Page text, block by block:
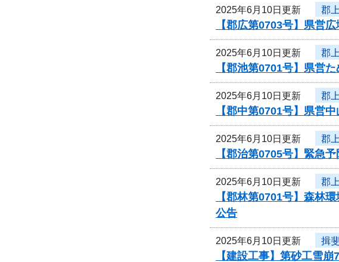
2025年6月10日更新 郡
【郡広第0703号】県営
2025年6月10日更新 郡
【郡池第0701号】県営
2025年6月10日更新 郡
【郡中第0701号】県営
2025年6月10日更新 郡
【郡治第0705号】緊急
2025年6月10日更新 郡
【郡林第0701号】森林
公告
2025年6月10日更新 揖
【建設工事】第砂工雪